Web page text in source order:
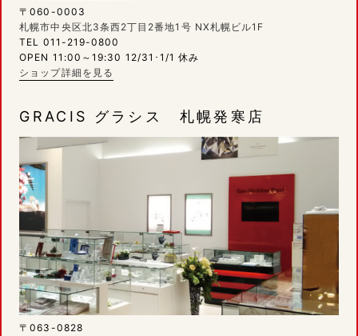
〒060-0003
札幌市中央区北3条西2丁目2番地1号 NX札幌ビル1F
TEL 011-219-0800
OPEN 11:00～19:30 12/31･1/1 休み
ショップ詳細を見る
GRACIS グラシス 札幌発寒店
〒063-0828